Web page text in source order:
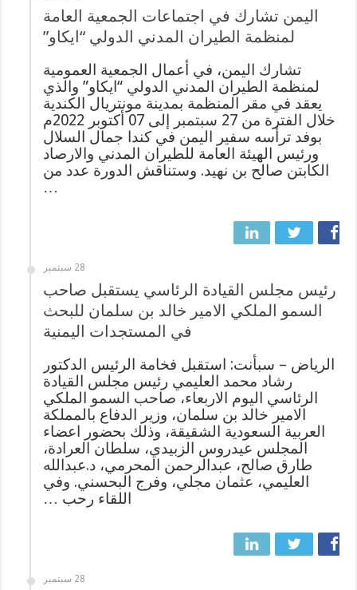
اليمن تشارك في اجتماعات الجمعية العامة
لمنظمة الطيران المدني الدولي “ايكاو”
تشارك اليمن، في أعمال الجمعية العمومية
لمنظمة الطيران المدني الدولي “ايكاو” والذي
يعقد في مقر المنظمة بمدينة مونتريال الكندية
خلال الفترة من 27 سبتمبر إلى 07 أكتوبر 2022م
بوفد ترأسه سفير اليمن في كندا جمال السلال
ورئيس الهيئة العامة للطيران المدني والارصاد
الكابتن صالح بن نهيد. وستناقش الدورة عدد من
…
28 سبتمبر
رئيس مجلس القيادة الرئاسي يستقبل صاحب
السمو الملكي الامير خالد بن سلمان للبحث
في المستجدات اليمنية
الرياض – سبأنت: استقبل فخامة الرئيس الدكتور
رشاد محمد العليمي رئيس مجلس القيادة
الرئاسي اليوم الاربعاء، صاحب السمو الملكي
الامير خالد بن سلمان، وزير الدفاع بالمملكة
العربية السعودية الشقيقة، وذلك بحضور اعضاء
المجلس عيدروس الزبيدي، سلطان العرادة،
طارق صالح، عبدالرحمن المحرمي، د.عبدالله
العليمي، عثمان مجلي، وفرج البحسني. وفي
اللقاء رحب …
28 سبتمبر